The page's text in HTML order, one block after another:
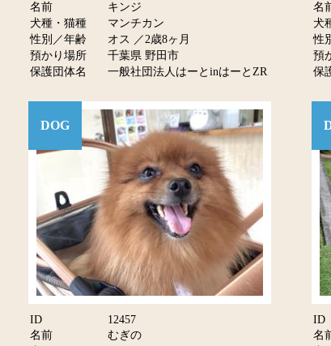
名前
キンジ
犬種・猫種
マンチカン
性別／年齢
オス ／2歳8ヶ月
預かり場所
千葉県 野田市
保護団体名
一般社団法人はーとinはーとZR
名
犬
性
預
保
DOG
ID
12457
名前
むぎの
ID
名